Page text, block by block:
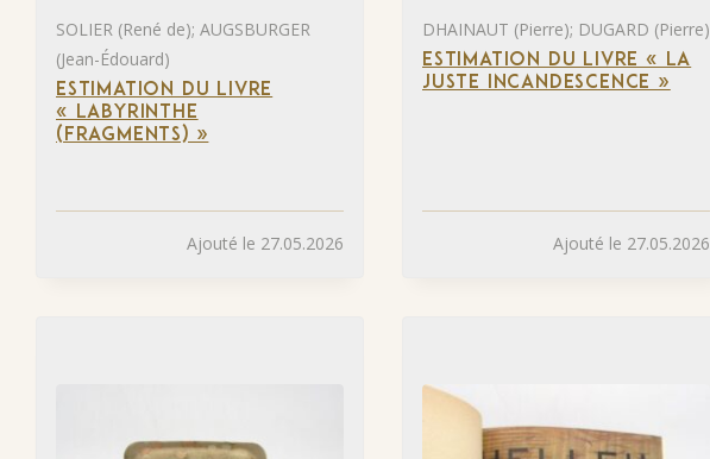
SOLIER (René de); AUGSBURGER
(Jean-Édouard)
ESTIMATION DU LIVRE
« LABYRINTHE
(FRAGMENTS) »
Ajouté le 27.05.2026
DHAINAUT (Pierre); DUGARD (Pierre)
ESTIMATION DU LIVRE « LA
JUSTE INCANDESCENCE »
Ajouté le 27.05.2026